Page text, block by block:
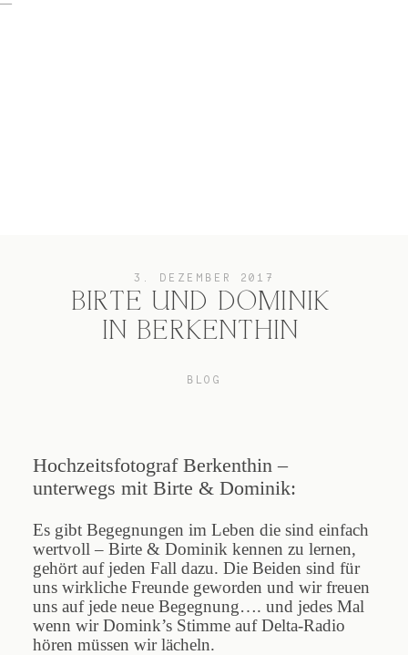
3. DEZEMBER 2017
BIRTE UND DOMINIK
IN BERKENTHIN
BLOG
Hochzeitsfotograf Berkenthin –
unterwegs mit Birte & Dominik:
Es gibt Begegnungen im Leben die sind einfach
wertvoll – Birte & Dominik kennen zu lernen,
gehört auf jeden Fall dazu. Die Beiden sind für
uns wirkliche Freunde geworden und wir freuen
uns auf jede neue Begegnung…. und jedes Mal
wenn wir Domink’s Stimme auf Delta-Radio
hören müssen wir lächeln.
Infos / Preise
Blog
Impressum